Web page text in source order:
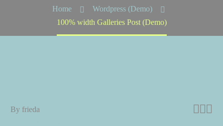
Home
Wordpress (Demo)
100% width Galleries Post (Demo)

By frieda